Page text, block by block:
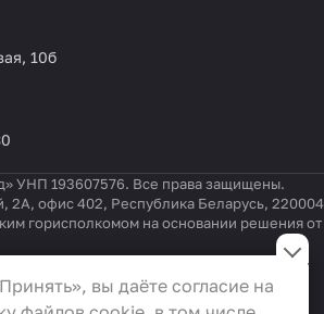
10б
УНП 193607576. Все права защищены.
2А, офис 402, Республика Беларусь, 220004
горисполкомом на основании решения от
местных исполнительных и
по месту государственной
cookie
для
вы даёте согласие на